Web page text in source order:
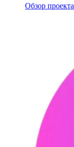
Обзор проекта